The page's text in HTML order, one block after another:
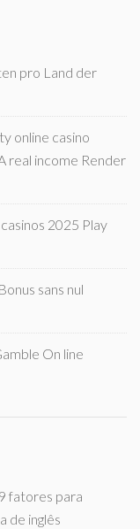
pro Land der
online casino
real income Render
2025 Play
sans nul
On line
9 fatores para
de inglês